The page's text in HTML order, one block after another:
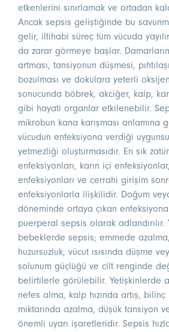
etkenlerini sınırlamak ve ortadan
Ancak sepsis geliştiğinde bu
gelir, iltihabi süreç tüm vücuda
da zarar görmeye başlar.
artması, tansiyonun düşmesi,
bozulması ve dokulara yeterli
sonucunda böbrek, akciğer, kalp,
gibi hayati organlar etkilenebilir.
mikrobun kana karışması anlamına
vücudun enfeksiyona verdiği
yetmezliği oluşturmasıdır. En sık
enfeksiyonları, karın içi
enfeksiyonları ve cerrahi girişim
enfeksiyonlarla ilişkilidir. Doğum
döneminde ortaya çıkan
puerperal sepsis olarak
bebeklerde sepsis; emmede azalma,
huzursuzluk, vücut ısısında düşme
solunum güçlüğü ve cilt renginde
belirtilerle görülebilir. Yetişkinlerde
nefes alma, kalp hızında artış, bilinç
miktarında azalma, düşük tansiyon
önemli uyarı işaretleridir. Sepsis